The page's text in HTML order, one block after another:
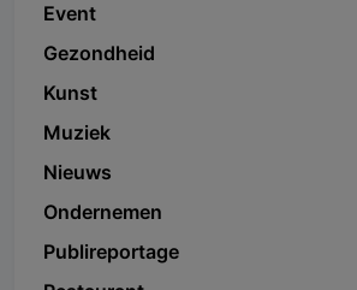
Event
Gezondheid
Kunst
Muziek
Nieuws
Ondernemen
Publireportage